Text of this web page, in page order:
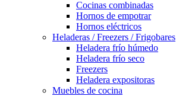
Cocinas combinadas
Hornos de empotrar
Hornos eléctricos
Heladeras / Freezers / Frigobares
Heladera frío húmedo
Heladera frío seco
Freezers
Heladera expositoras
Muebles de cocina